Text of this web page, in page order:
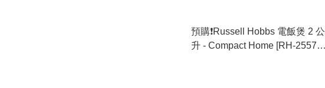
預購❗️Russell Hobbs 電飯煲 2 公
升 - Compact Home [RH-25570]